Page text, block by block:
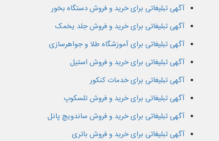
آگهی تبلیغاتی برای خرید و فروش دستگاه بخور
آگهی تبلیغاتی برای خرید و فروش جلد یخمک
آگهی تبلیغاتی برای آموزشگاه طلا و جواهرسازی
آگهی تبلیغاتی برای خرید و فروش استیل
آگهی تبلیغاتی برای خدمات کنکور
آگهی تبلیغاتی برای خرید و فروش تلسکوپ
آگهی تبلیغاتی برای خرید و فروش ساندویچ پانل
آگهی تبلیغاتی برای خرید و فروش باتری